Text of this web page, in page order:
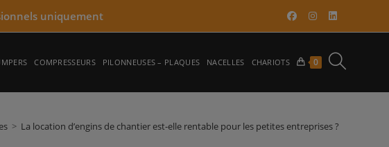
uniquement​
COMPRESSEURS PILONNEUSES – PLAQUES NACELLES CHARIOTS 0 TOGGLE
WEBSITE
> La location d’engins de chantier est-elle rentable pour les petites entreprises ?